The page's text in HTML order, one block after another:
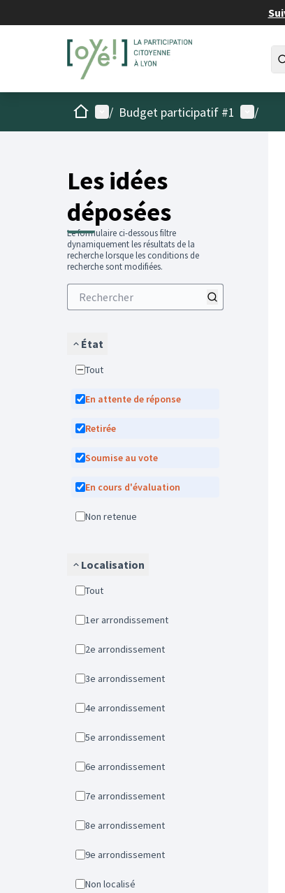
AccueilMenu principal
/ Budget participatif #1 Menu
/
Les idées
déposées
Le formulaire ci-dessous filtre
dynamiquement les résultats de la
recherche lorsque les conditions de
recherche sont modifiées.
État
Tout
En attente de réponse
Retirée
Soumise au vote
En cours d'évaluation
Non retenue
Localisation
Tout
1er arrondissement
2e arrondissement
3e arrondissement
4e arrondissement
5e arrondissement
6e arrondissement
7e arrondissement
8e arrondissement
9e arrondissement
Non localisé